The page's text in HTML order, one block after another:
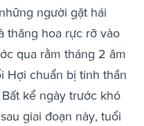
người gặt hái
thăng hoa rực rỡ vào
qua rằm tháng 2 âm
Hợi chuẩn bị tinh thần
kể ngày trước khó
giai đoạn này, tuổi